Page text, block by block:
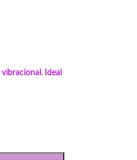
Ideal